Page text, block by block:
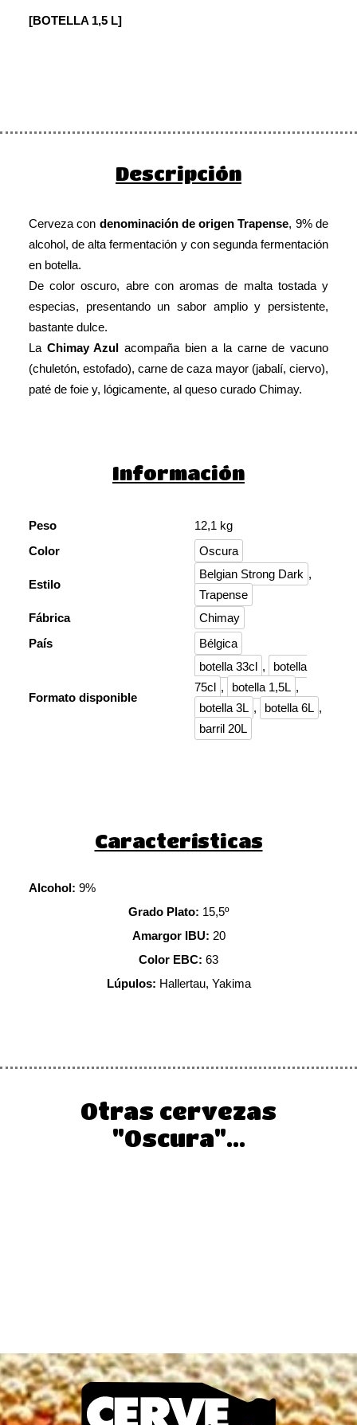
[BOTELLA 1,5 L]
Descripción
Cerveza con denominación de origen Trapense, 9% de
alcohol, de alta fermentación y con segunda fermentación
en botella.
De color oscuro, abre con aromas de malta tostada y
especias, presentando un sabor amplio y persistente,
bastante dulce.
La Chimay Azul acompaña bien a la carne de vacuno
(chuletón, estofado), carne de caza mayor (jabalí, ciervo),
paté de foie y, lógicamente, al queso curado Chimay.
Información
Peso
12,1 kg
Color
Oscura
Estilo
Belgian Strong Dark ,
Trapense
Fábrica
Chimay
País
Bélgica
Formato disponible
botella 33cl ,
botella
75cl , botella 1,5L ,
botella 3L , botella 6L ,
barril 20L
Características
Alcohol: 9%
Grado Plato: 15,5º
Amargor IBU: 20
Color EBC: 63
Lúpulos: Hallertau, Yakima
Otras cervezas
"Oscura"...